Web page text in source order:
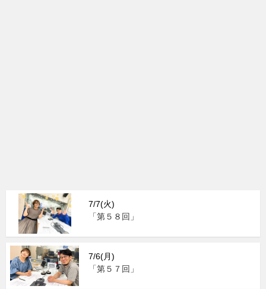
7/7(火)
「第５８回」
7/6(月)
「第５７回」